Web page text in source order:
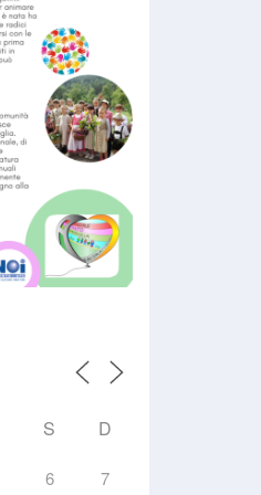
S D
6 7